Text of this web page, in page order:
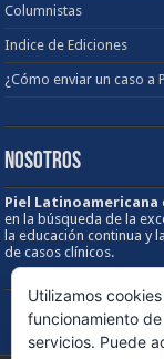
Columnistas
Indice de Ediciones
¿Cómo enviar un caso a
NOSOTROS
Piel Latinoamericana
en la búsqueda de la
la educación continua y
de casos clínicos.
Utilizamos
funcionamiento
servicios. Puede